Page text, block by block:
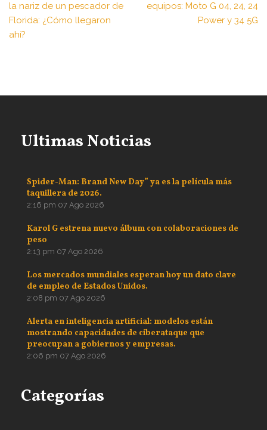
la nariz de un pescador de
Florida: ¿Cómo llegaron
ahí?
equipos: Moto G 04, 24, 24
Power y 34 5G
Ultimas Noticias
Spider-Man: Brand New Day” ya es la película más
taquillera de 2026.
2:16 pm 07 Ago 2026
Karol G estrena nuevo álbum con colaboraciones de
peso
2:13 pm 07 Ago 2026
Los mercados mundiales esperan hoy un dato clave
de empleo de Estados Unidos.
2:08 pm 07 Ago 2026
Alerta en inteligencia artificial: modelos están
mostrando capacidades de ciberataque que
preocupan a gobiernos y empresas.
2:06 pm 07 Ago 2026
Categorías